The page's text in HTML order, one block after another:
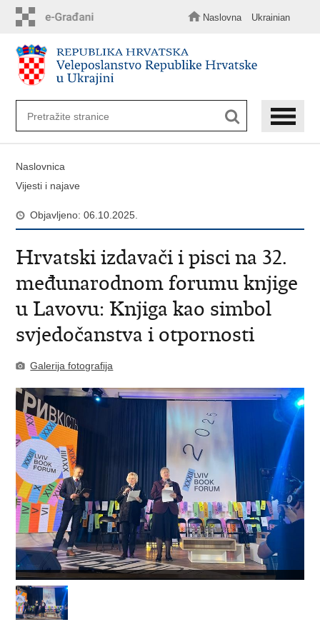
sadržaj
Naslovna Ukrainian
Naslovnica
Vijesti i najave
Objavljeno: 06.10.2025.
Hrvatski izdavači i pisci na 32.
međunarodnom forumu knjige
u Lavovu: Knjiga kao simbol
svjedočanstva i otpornosti
Galerija fotografija